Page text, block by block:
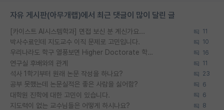
자유 게시판(아무개랩)에서 최근 댓글이 많이 달린 글
[카이스트 AI시스템학과] 면접 보신 분 계신가요... 11
박사수료인데 지도교수 이직 문제로 고민입니다. 10
우리나라도 학구 열풍보면 Higher Doctorate 학위가 필요하다고 봅니다. 16
연구실 후배와의 관계 11
석사 1학기부터 원래 논문 작성을 하나요? 23
공부 못했는데 논문실적은 좋은 사람을 싫어함? 6
대학원 진학에 대한 고민이 있습니다. 6
지도력이 없는 교수님들은 어떻게 하시나요? 8